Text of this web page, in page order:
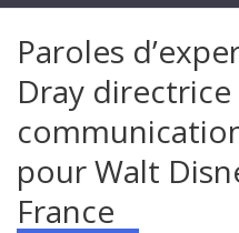
Paroles
Dray directrice
pour Walt
France